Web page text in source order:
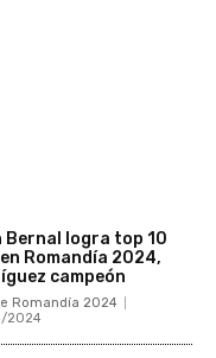
Bernal logra top 10
Romandía 2024,
campeón
Romandía 2024
2024